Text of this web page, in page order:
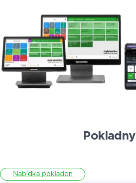
Pokladny
Nabídka pokladen